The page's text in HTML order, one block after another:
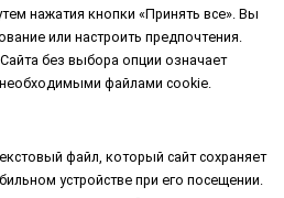
нажатия кнопки «Принять все». Вы
или настроить предпочтения.
без выбора опции означает
необходимыми файлами cookie.
файл, который сайт сохраняет
устройстве при его посещении.